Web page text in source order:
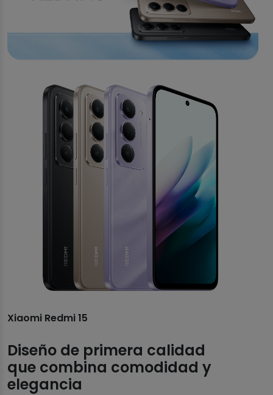
Xiaomi Redmi 15
Diseño de primera calidad
que combina comodidad y
elegancia